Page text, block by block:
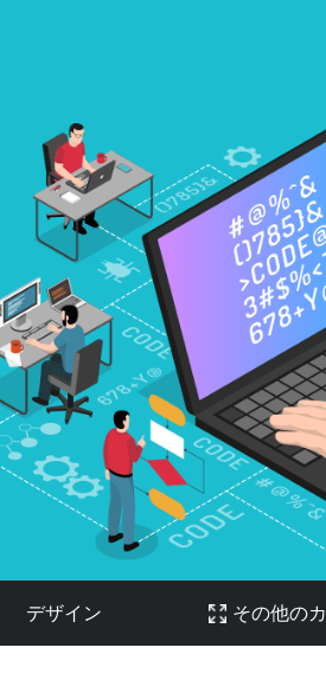
デザイン その他の